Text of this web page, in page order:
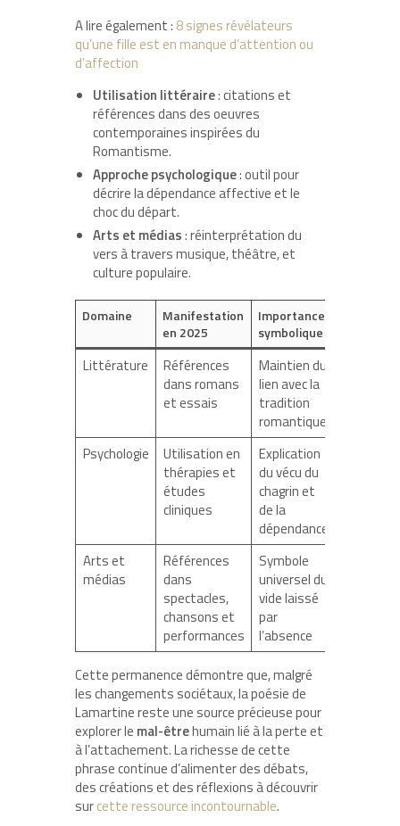
A lire également : 8 signes révélateurs
qu’une fille est en manque d’attention ou
d’affection
Utilisation littéraire: citations et
références dans des oeuvres
contemporaines inspirées du
Romantisme.
Approche psychologique: outil pour
décrire la dépendance affective et le
choc du départ.
Arts et médias: réinterprétation du
vers à travers musique, théâtre, et
culture populaire.
Domaine
Manifestation
en 2025
Importance
symbolique
Littérature
Références
dans romans
et essais
Maintien du
lien avec la
tradition
romantique
Psychologie
Utilisation en
thérapies et
études
cliniques
Explication
du vécu du
chagrin et
de la
dépendance
Arts et
médias
Références
dans
spectacles,
chansons et
performances
Symbole
universel du
vide laissé
par
l’absence
Cette permanence démontre que, malgré
les changements sociétaux, la poésie de
Lamartine reste une source précieuse pour
explorer le mal-êtrehumain lié à la perte et
à l’attachement. La richesse de cette
phrase continue d’alimenter des débats,
des créations et des réflexions à découvrir
surcette ressource incontournable.